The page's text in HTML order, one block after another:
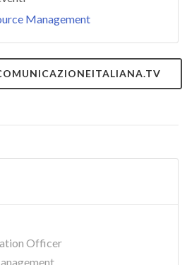
Management
Officer